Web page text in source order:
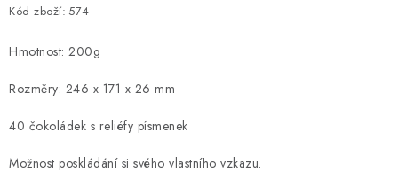
Kód zboží: 574
Hmotnost: 200g
Rozměry: 246 x 171 x 26 mm
40 čokoládek s reliéfy písmenek
Možnost poskládání si svého vlastního vzkazu.